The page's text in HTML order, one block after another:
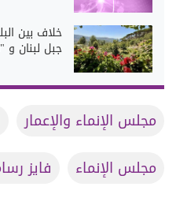
خلاف بين
جبل لبنان و
مجلس الإنماء والإعمار
مجلس الإنماء
فايز